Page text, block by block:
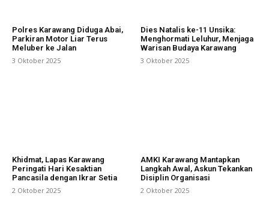
Polres Karawang Diduga Abai,
Parkiran Motor Liar Terus
Meluber ke Jalan
3 Oktober 2025
Dies Natalis ke-11 Unsika:
Menghormati Leluhur, Menjaga
Warisan Budaya Karawang
3 Oktober 2025
Khidmat, Lapas Karawang
Peringati Hari Kesaktian
Pancasila dengan Ikrar Setia
2 Oktober 2025
AMKI Karawang Mantapkan
Langkah Awal, Askun Tekankan
Disiplin Organisasi
2 Oktober 2025